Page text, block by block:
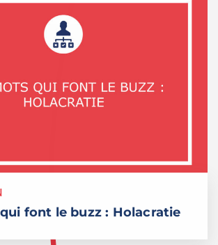
font le buzz : Holacratie